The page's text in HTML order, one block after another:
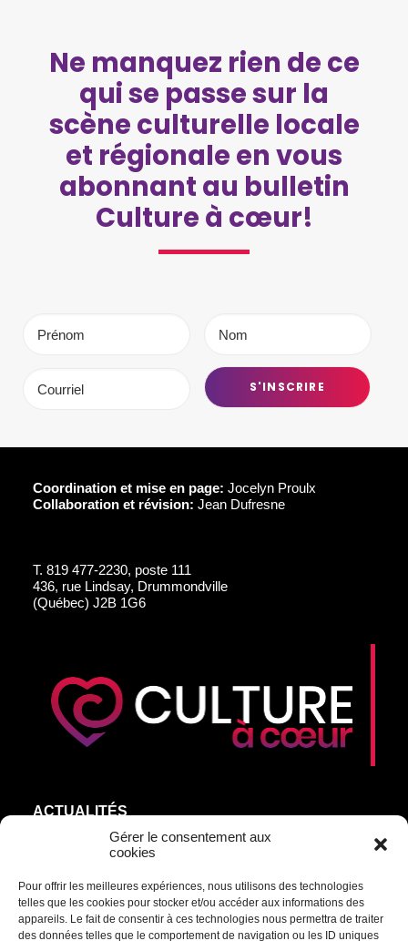
Gérer le consentement aux
cookies
Pour offrir les meilleures expériences, nous utilisons des technologies
telles que les cookies pour stocker et/ou accéder aux informations des
appareils. Le fait de consentir à ces technologies nous permettra de traiter
des données telles que le comportement de navigation ou les ID uniques
Ne manquez rien de ce
qui se passe sur la
scène culturelle locale
et régionale en vous
abonnant au bulletin
Culture à cœur!
Coordination et mise en page: Jocelyn Proulx
Collaboration et révision: Jean Dufresne
T. 819 477-2230, poste 111
436, rue Lindsay, Drummondville
(Québec) J2B 1G6
ACTUALITÉS
AGEND’ART
NOS ARTISTES
ÉDITIONS
S’ABONNER